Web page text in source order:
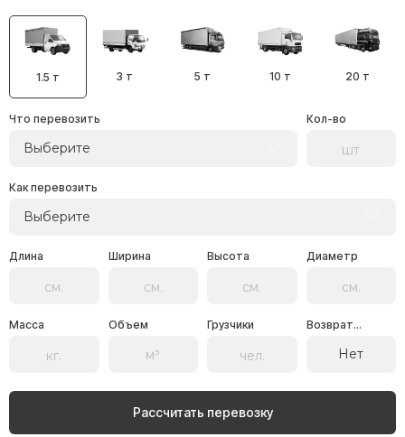
1.5 т 3 т 5 т 10 т 20 т
Что перевозить
Выберите
Кол-во
Как перевозить
Выберите
Длина Ширина Высота Диаметр
Масса Объем Грузчики Возврат...
Нет
Рассчитать перевозку